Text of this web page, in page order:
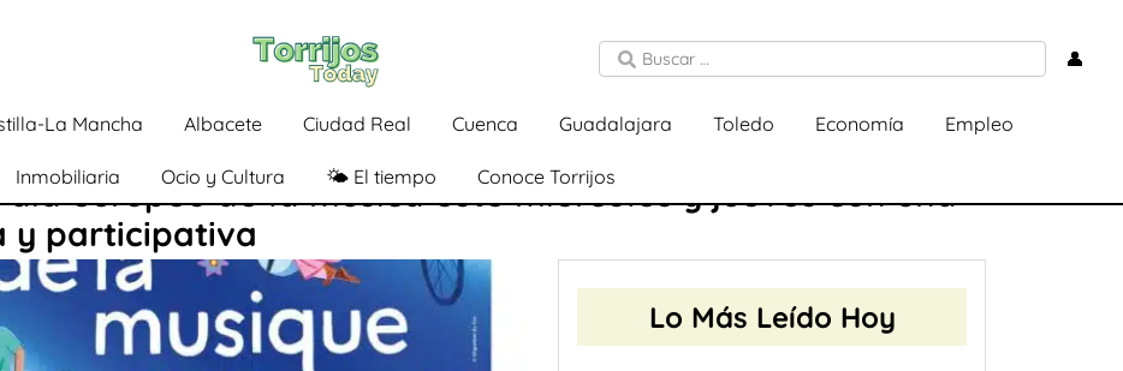
👤
La Mancha Albacete Ciudad Real Cuenca Guadalajara Toledo Economía Empleo
Inmobiliaria Ocio y Cultura 🌤️ El tiempo Conoce Torrijos
europeo de la música este miércoles y jueves con una
y participativa
Lo Más Leído Hoy